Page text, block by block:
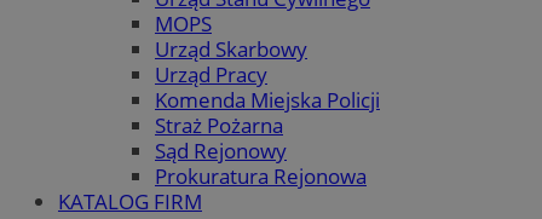
MOPS
Urząd Skarbowy
Urząd Pracy
Komenda Miejska Policji
Straż Pożarna
Sąd Rejonowy
Prokuratura Rejonowa
KATALOG FIRM